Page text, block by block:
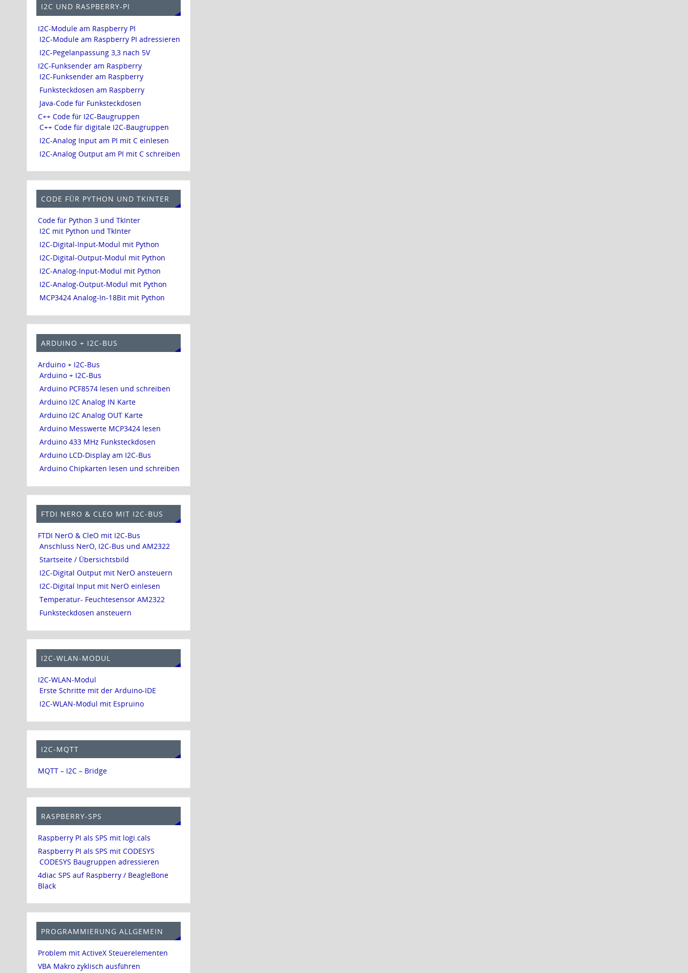
I2C UND RASPBERRY-PI
I2C-Module am Raspberry PI
I2C-Module am Raspberry PI adressieren
I2C-Pegelanpassung 3,3 nach 5V
I2C-Funksender am Raspberry
I2C-Funksender am Raspberry
Funksteckdosen am Raspberry
Java-Code für Funksteckdosen
C++ Code für I2C-Baugruppen
C++ Code für digitale I2C-Baugruppen
I2C-Analog Input am PI mit C einlesen
I2C-Analog Output am PI mit C schreiben
CODE FÜR PYTHON UND TKINTER
Code für Python 3 und TkInter
I2C mit Python und TkInter
I2C-Digital-Input-Modul mit Python
I2C-Digital-Output-Modul mit Python
I2C-Analog-Input-Modul mit Python
I2C-Analog-Output-Modul mit Python
MCP3424 Analog-In-18Bit mit Python
ARDUINO + I2C-BUS
Arduino + I2C-Bus
Arduino + I2C-Bus
Arduino PCF8574 lesen und schreiben
Arduino I2C Analog IN Karte
Arduino I2C Analog OUT Karte
Arduino Messwerte MCP3424 lesen
Arduino 433 MHz Funksteckdosen
Arduino LCD-Display am I2C-Bus
Arduino Chipkarten lesen und schreiben
FTDI NERO & CLEO MIT I2C-BUS
FTDI NerO & CleO mit I2C-Bus
Anschluss NerO, I2C-Bus und AM2322
Startseite / Übersichtsbild
I2C-Digital Output mit NerO ansteuern
I2C-Digital Input mit NerO einlesen
Temperatur- Feuchtesensor AM2322
Funksteckdosen ansteuern
I2C-WLAN-MODUL
I2C-WLAN-Modul
Erste Schritte mit der Arduino-IDE
I2C-WLAN-Modul mit Espruino
I2C-MQTT
MQTT – I2C – Bridge
RASPBERRY-SPS
Raspberry PI als SPS mit logi.cals
Raspberry PI als SPS mit CODESYS
CODESYS Baugruppen adressieren
4diac SPS auf Raspberry / BeagleBone
Black
PROGRAMMIERUNG ALLGEMEIN
Problem mit ActiveX Steuerelementen
VBA Makro zyklisch ausführen